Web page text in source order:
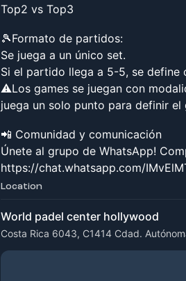
Top2 vs Top3
🎾Formato de partidos:
Se juega a un único set.
Si el partido llega a 5-5, se define
⚠️​Los games se juegan con
juega un solo punto para definir el
📲 Comunidad y comunicación
Únete al grupo de WhatsApp!
https://chat.whatsapp.com/
Location
World padel center hollywood
Costa Rica 6043, C1414 Cdad.